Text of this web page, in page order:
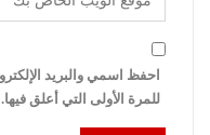
احفظ اسمي والبريد
للمرة الأولى التي أعلق فيها.